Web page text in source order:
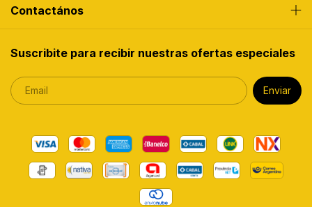
Contactános
Suscribite para recibir nuestras ofertas especiales